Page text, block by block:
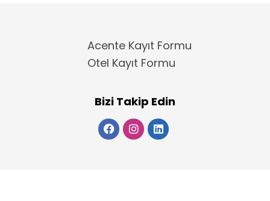
Acente Kayıt Formu
Otel Kayıt Formu
Bizi Takip Edin